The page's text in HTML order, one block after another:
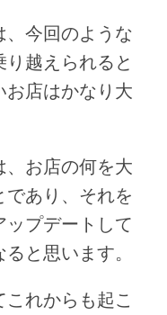
今回のような
越えられると
店はかなり大
お店の何を大
あり、それを
ップデートして
と思います。
れからも起こ